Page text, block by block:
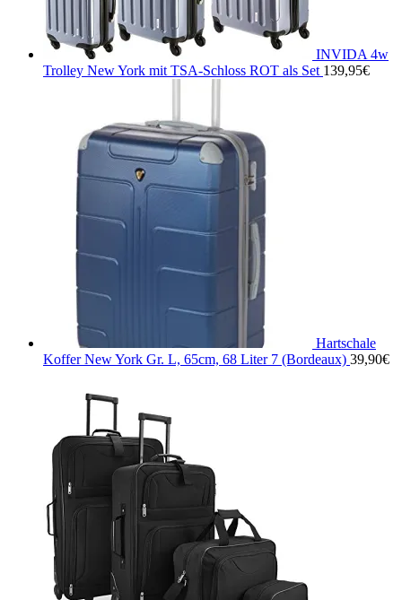
INVIDA 4w
Trolley New York mit TSA-Schloss ROT als Set 139,95€
Hartschale
Koffer New York Gr. L, 65cm, 68 Liter 7 (Bordeaux) 39,90€